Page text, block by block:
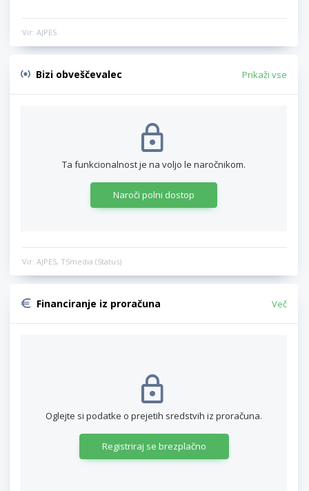
Vir: AJPES
Bizi obveščevalec Prikaži vse
Ta funkcionalnost je na voljo le naročnikom.
Naroči polni dostop
Vir: AJPES, TSmedia (Status)
Financiranje iz proračuna Več
Oglejte si podatke o prejetih sredstvih iz proračuna.
Registriraj se brezplačno